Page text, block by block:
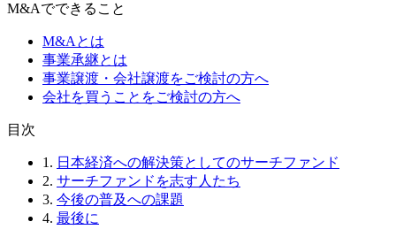
M&Aでできること
M&Aとは
事業承継とは
事業譲渡・会社譲渡をご検討の方へ
会社を買うことをご検討の方へ
⽬次
1. 日本経済への解決策としてのサーチファンド
2. サーチファンドを志す人たち
3. 今後の普及への課題
4. 最後に